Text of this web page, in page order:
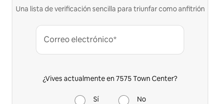
Una lista de verificación sencilla para triunfar como anfitrión
Correo electrónico*
¿Vives actualmente en 7575 Town Center?
Sí No